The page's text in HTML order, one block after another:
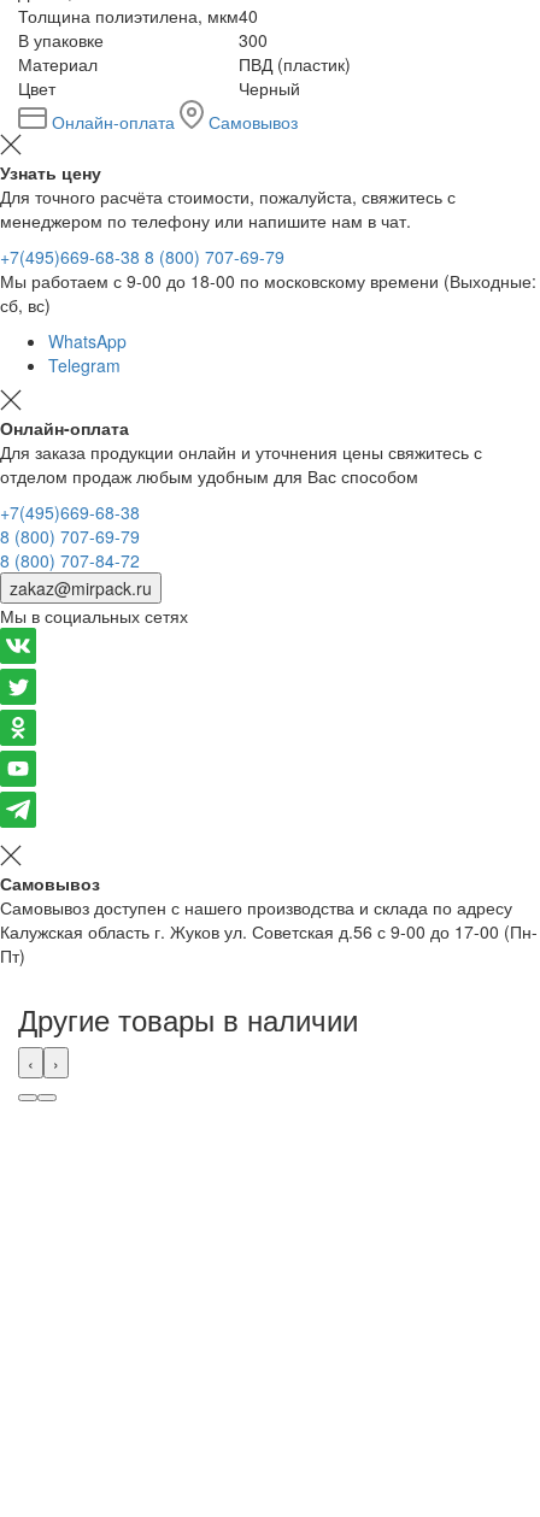
Толщина полиэтилена, мкм40
В упаковке
300
Материал
ПВД (пластик)
Цвет
Черный
Онлайн-оплата
Самовывоз
Узнать цену
Для точного расчёта стоимости, пожалуйста, свяжитесь с
менеджером по телефону или напишите нам в чат.
+7(495)669-68-38 8 (800) 707-69-79
Мы работаем с 9-00 до 18-00 по московскому времени (Выходные:
сб, вс)
WhatsApp
Telegram
Онлайн-оплата
Для заказа продукции онлайн и уточнения цены свяжитесь с
отделом продаж любым удобным для Вас способом
+7(495)669-68-38
8 (800) 707-69-79
8 (800) 707-84-72
zakaz@mirpack.ru
Мы в социальных сетях
Самовывоз
Самовывоз доступен с нашего производства и склада по адресу
Калужская область г. Жуков ул. Советская д.56 с 9-00 до 17-00 (Пн-
Пт)
Другие товары в наличии
‹ ›